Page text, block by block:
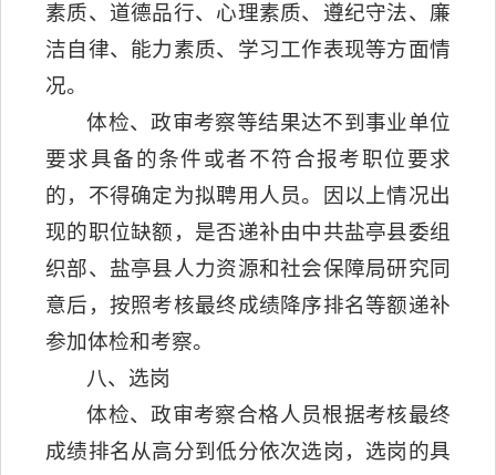
素质、道德品行、心理素质、遵纪守法、廉
洁自律、能力素质、学习工作表现等方面情
况。
体检、政审考察等结果达不到事业单位
要求具备的条件或者不符合报考职位要求
的，不得确定为拟聘用人员。因以上情况出
现的职位缺额，是否递补由中共盐亭县委组
织部、盐亭县人力资源和社会保障局研究同
意后，按照考核最终成绩降序排名等额递补
参加体检和考察。
八、选岗
体检、政审考察合格人员根据考核最终
成绩排名从高分到低分依次选岗，选岗的具